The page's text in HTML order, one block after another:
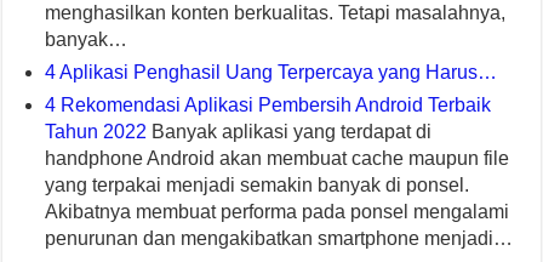
menghasilkan konten berkualitas. Tetapi masalahnya,
banyak…
4 Aplikasi Penghasil Uang Terpercaya yang Harus…
4 Rekomendasi Aplikasi Pembersih Android Terbaik
Tahun 2022 Banyak aplikasi yang terdapat di
handphone Android akan membuat cache maupun file
yang terpakai menjadi semakin banyak di ponsel.
Akibatnya membuat performa pada ponsel mengalami
penurunan dan mengakibatkan smartphone menjadi…